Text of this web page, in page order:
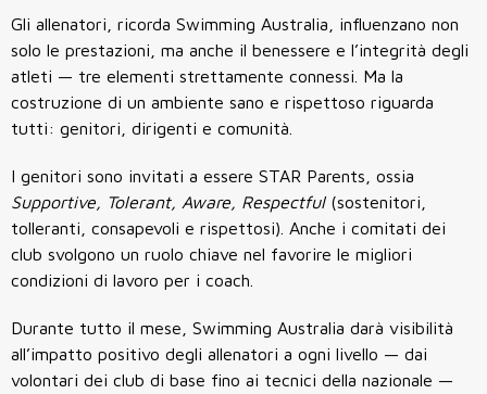
Gli allenatori, ricorda Swimming Australia, influenzano non
solo le prestazioni, ma anche il benessere e l’integrità degli
atleti — tre elementi strettamente connessi. Ma la
costruzione di un ambiente sano e rispettoso riguarda
tutti: genitori, dirigenti e comunità.
I genitori sono invitati a essere STAR Parents, ossia
Supportive, Tolerant, Aware, Respectful(sostenitori,
tolleranti, consapevoli e rispettosi). Anche i comitati dei
club svolgono un ruolo chiave nel favorire le migliori
condizioni di lavoro per i coach.
Durante tutto il mese, Swimming Australia darà visibilità
all’impatto positivo degli allenatori a ogni livello — dai
volontari dei club di base fino ai tecnici della nazionale —